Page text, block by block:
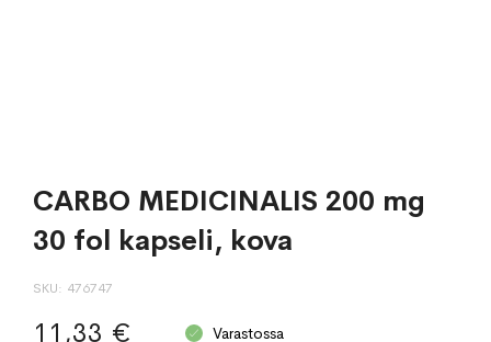
CARBO MEDICINALIS 200 mg
30 fol kapseli, kova
SKU 476747
11,33 € Varastossa